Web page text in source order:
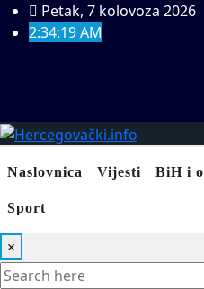
Skip
to
Petak, 7 kolovoza 2026
2:34:20 AM
Naslovnica Vijesti BiH i
Sport
×